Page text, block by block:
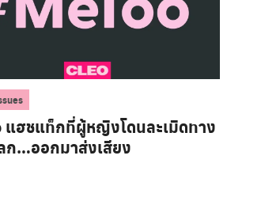
แฮชแท็กที่ผู้หญิงโดนละเมิดทาง
ก…ออกมาส่งเสียง